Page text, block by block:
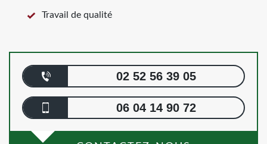
Travail de qualité
02 52 56 39 05
06 04 14 90 72